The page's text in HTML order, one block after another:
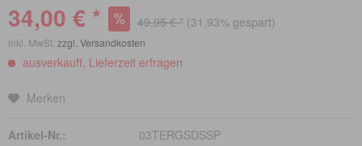
34,00 € * 49,95 € * (31,93% gespart)
inkl. MwSt. zzgl. Versandkosten
ausverkauft, Lieferzeit erfragen
Merken
Artikel-Nr.:
03TERGSDSSP